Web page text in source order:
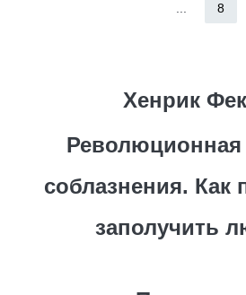
8
Хенрик
Революционная
соблазнения. Как
заполучить